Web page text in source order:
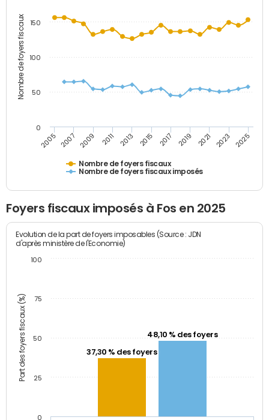
Nombre de foyers fiscaux
Nombre de foyers fiscaux
Nombre de foyers fiscaux imposés
2005 2007 2009 2011 2013 2015 2017 2019 2021 2023 2025
0
50
100
150
Foyers fiscaux imposés à Fos en 2025
Part des foyers fiscaux (%)
Evolution de la part de foyers imposables (Source : JDN
d'après ministère de l'Economie)
37,30 % des foyers
48,10 % des foyers
0
25
50
75
100